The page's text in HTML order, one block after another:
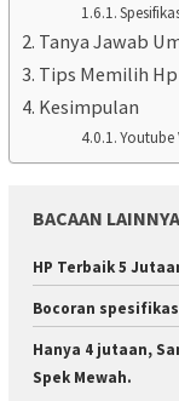
Tanya Jawab
Tips Memilih
Kesimpulan
Youtube
BACAAN LAINNYA
HP Terbaik 5
Bocoran
Hanya 4 jutaan,
Spek Mewah.